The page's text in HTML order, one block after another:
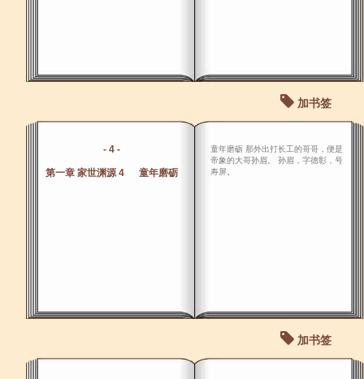
加书签
- 4 -
第一章 家世渊源 4 童年磨砺
童年磨砺 那外出打长工的哥哥，便是
帝象的大哥孙眉。 孙眉，字德彰，号
寿屏。
加书签